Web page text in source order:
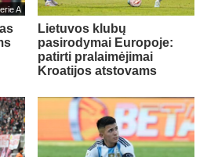
A
Lietuvos klubų
pasirodymai Europoje:
patirti pralaimėjimai
Kroatijos atstovams